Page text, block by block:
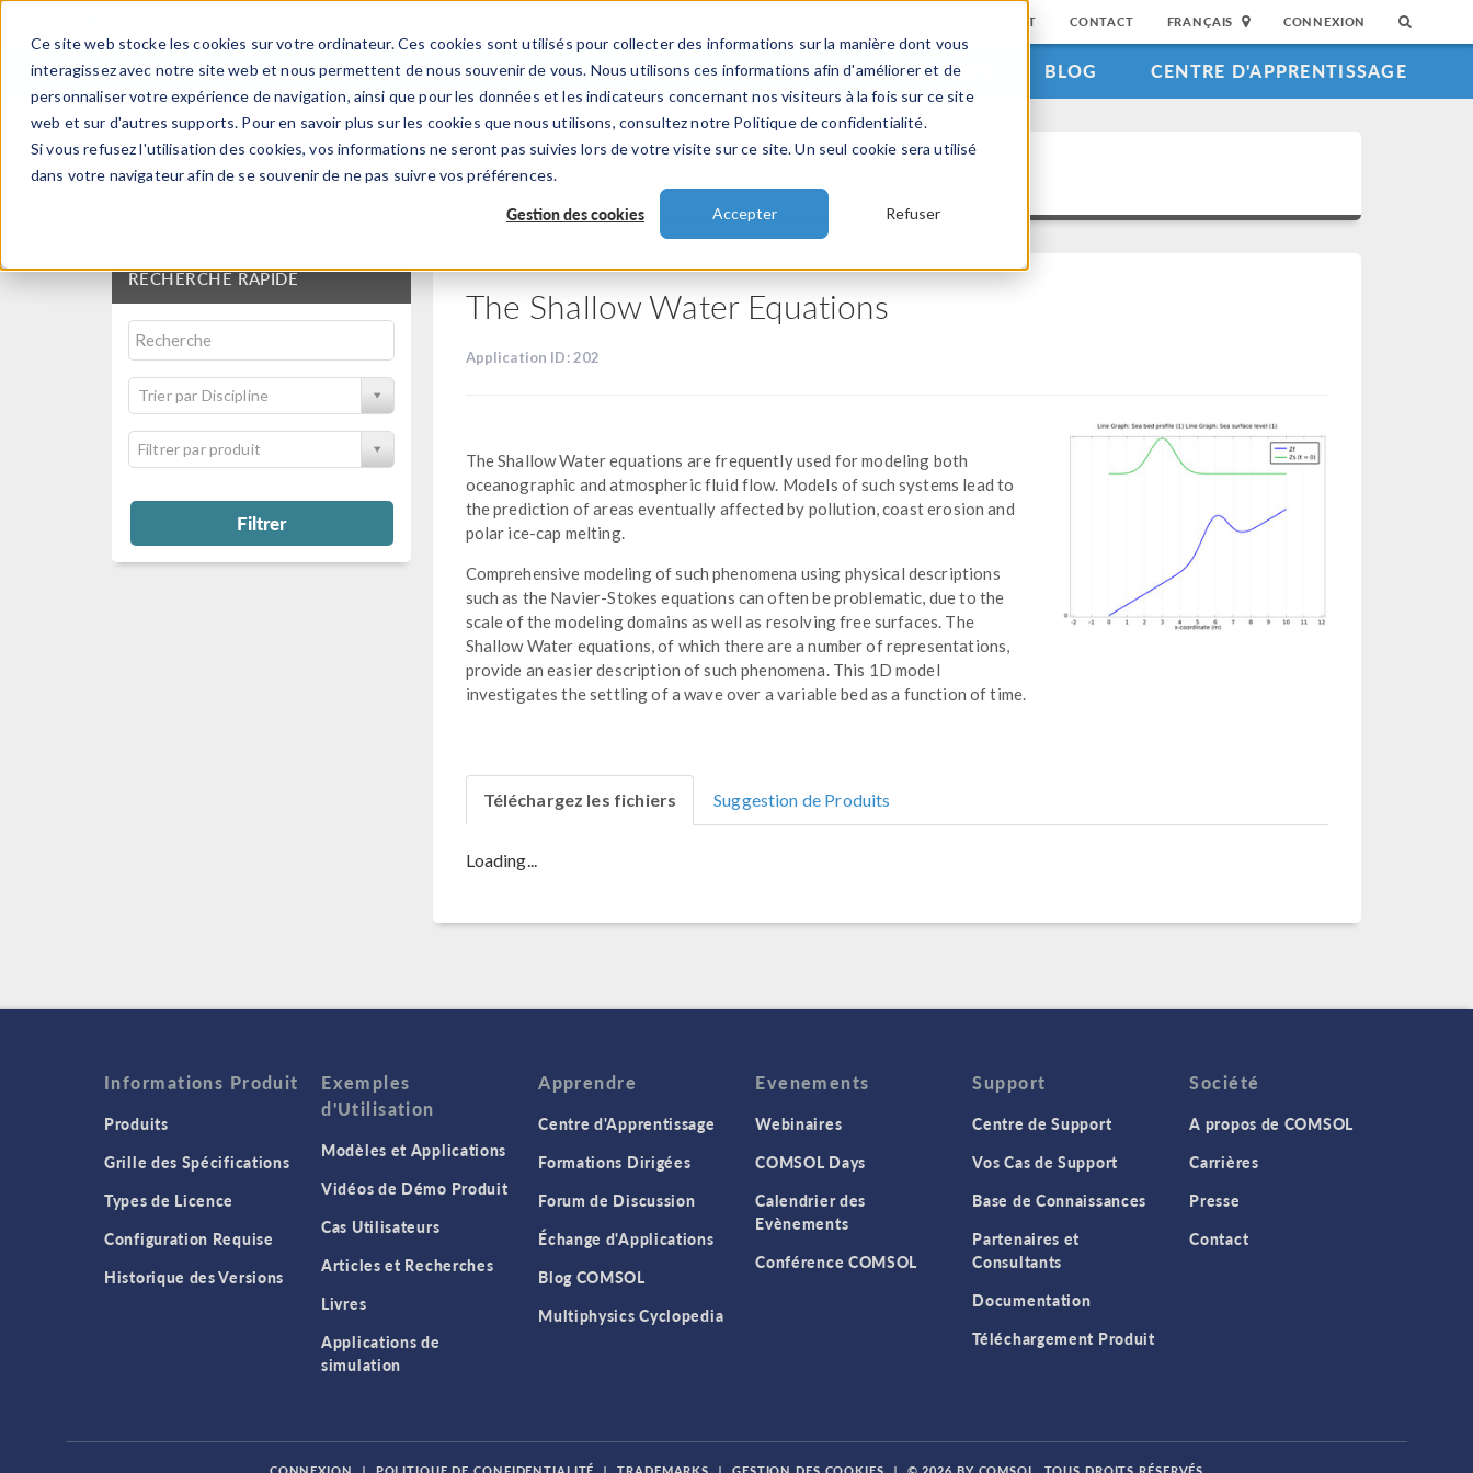
Ce site web stocke les cookies sur votre ordinateur. Ces cookies sont utilisés pour collecter des informations sur la manière dont vous
interagissez avec notre site web et nous permettent de nous souvenir de vous. Nous utilisons ces informations afin d'améliorer et de
personnaliser votre expérience de navigation, ainsi que pour les données et les indicateurs concernant nos visiteurs à la fois sur ce site
web et sur d'autres supports. Pour en savoir plus sur les cookies que nous utilisons, consultez notre Politique de confidentialité.
Si vous refusez l'utilisation des cookies, vos informations ne seront pas suivies lors de votre visite sur ce site. Un seul cookie sera utilisé
dans votre navigateur afin de se souvenir de ne pas suivre vos préférences.
Gestion des cookies Accepter Refuser
SUPPORT CONTACT FRANÇAIS CONNEXION
PRODUITS INDUSTRIES VIDEOS EVENEMENTS BLOG CENTRE D'APPRENTISSAGE
Bibliothèque d'Applications
RECHERCHE RAPIDE
Trier par Discipline
Filtrer par produit
Filtrer
The Shallow Water Equations
Application ID: 202
The Shallow Water equations are frequently used for modeling both
oceanographic and atmospheric fluid flow. Models of such systems lead to
the prediction of areas eventually affected by pollution, coast erosion and
polar ice-cap melting.
Comprehensive modeling of such phenomena using physical descriptions
such as the Navier-Stokes equations can often be problematic, due to the
scale of the modeling domains as well as resolving free surfaces. The
Shallow Water equations, of which there are a number of representations,
provide an easier description of such phenomena. This 1D model
investigates the settling of a wave over a variable bed as a function of time.
Téléchargez les fichiers Suggestion de Produits
Loading...
Informations Produit
Produits
Grille des Spécifications
Types de Licence
Configuration Requise
Historique des Versions
Exemples
d'Utilisation
Modèles et Applications
Vidéos de Démo Produit
Cas Utilisateurs
Articles et Recherches
Livres
Applications de
simulation
Apprendre
Centre d'Apprentissage
Formations Dirigées
Forum de Discussion
Échange d'Applications
Blog COMSOL
Multiphysics Cyclopedia
Evenements
Webinaires
COMSOL Days
Calendrier des
Evènements
Conférence COMSOL
Support
Centre de Support
Vos Cas de Support
Base de Connaissances
Partenaires et
Consultants
Documentation
Téléchargement Produit
Société
A propos de COMSOL
Carrières
Presse
Contact